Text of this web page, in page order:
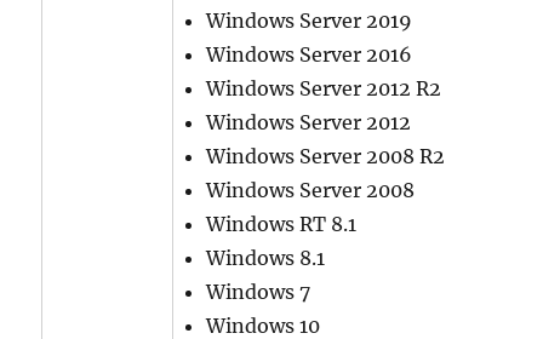
Windows Server 2019
Windows Server 2016
Windows Server 2012 R2
Windows Server 2012
Windows Server 2008 R2
Windows Server 2008
Windows RT 8.1
Windows 8.1
Windows 7
Windows 10